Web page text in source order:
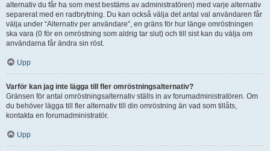
alternativ du får ha som mest bestäms av administratören) med varje alternativ
separerat med en radbrytning. Du kan också välja det antal val användaren får
välja under “Alternativ per användare”, en gräns för hur länge omröstningen
ska vara (0 för en omröstning som aldrig tar slut) och till sist kan du välja om
användarna får ändra sin röst.
Upp
Varför kan jag inte lägga till fler omröstningsalternativ?
Gränsen för antal omröstningsalternativ ställs in av forumadministratören. Om
du behöver lägga till fler alternativ till din omröstning än vad som tillåts,
kontakta en forumadministratör.
Upp